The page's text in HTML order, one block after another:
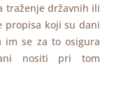
traženje državnih ili
propisa koji su dani
im se za to osigura
nositi pri tom